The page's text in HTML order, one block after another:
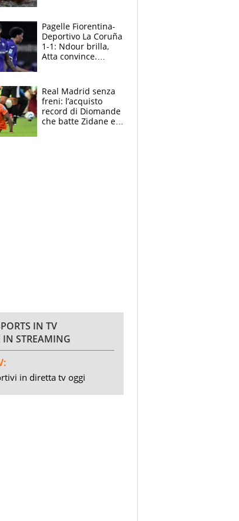
adesso
Pagelle Fiorentina-
Deportivo La Coruña
1-1: Ndour brilla,
Atta convince.
Real Madrid senza
freni: l’acquisto
record di Diomande
che batte Zidane e
IN TV
IN STREAMING
in diretta tv oggi